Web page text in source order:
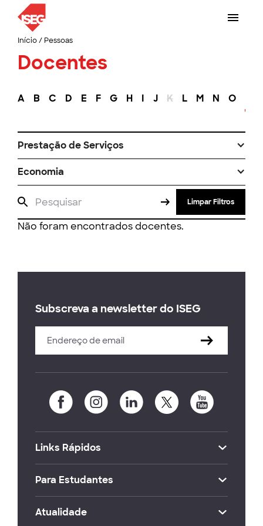
Início/ Pessoas
Docentes
A B C D E F G H I J K L M N O
Prestação de Serviços
Economia
Limpar Filtros
Não foram encontrados docentes.
Subscreva a newsletter do ISEG
Links Rápidos
Para Estudantes
Atualidade